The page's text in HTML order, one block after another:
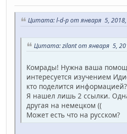
Цитата: l-d-p от января 5, 2018,
Цитата: zilant от января 5,
Комрады! Нужна ваша
интересуется изучением
кто поделится информацией?
Я нашел лишь 2 ссылки.
другая на немецком ((
Может есть что на русском?